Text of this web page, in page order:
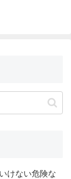
けない危険な